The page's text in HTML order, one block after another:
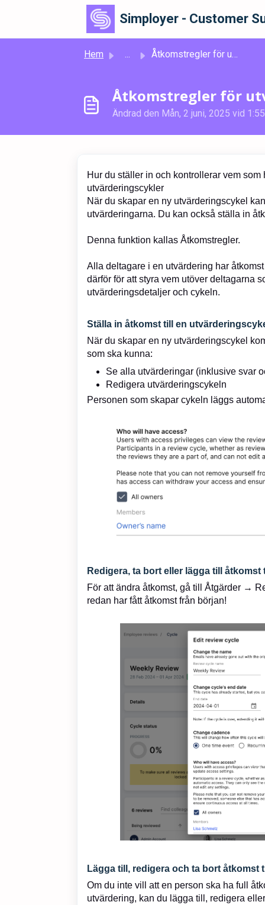
Hoppa över till huvudinnehåll
Simployer - Customer
Hem ... Åtkomstregler för utvärderingar
Åtkomstregler för
Ändrad den Mån, 2 juni, 2025 vid
Hur du ställer in och kontrollerar vem
utvärderingscykler
När du skapar en ny utvärderingscykel
utvärderingarna. Du kan också ställa in
Denna funktion kallas Åtkomstregler.
Alla deltagare i en utvärdering har
därför för att styra vem utöver deltagarna
utvärderingsdetaljer och cykeln.
Ställa in åtkomst till en
När du skapar en ny utvärderingscykel
som ska kunna:
Se alla utvärderingar (inklusive svar
Redigera utvärderingscykeln
Personen som skapar cykeln läggs
Redigera, ta bort eller lägga till
För att ändra åtkomst, gå till Åtgärder →
redan har fått åtkomst från början!
Lägga till, redigera och ta bort
Om du inte vill att en person ska ha full
utvärdering, kan du lägga till, redigera